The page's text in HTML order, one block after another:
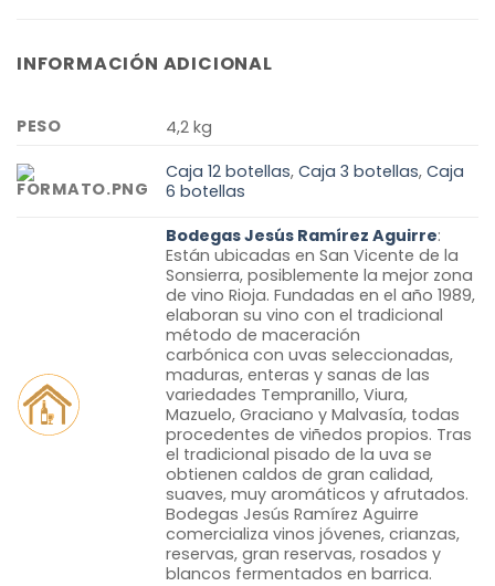
INFORMACIÓN ADICIONAL
PESO 4,2 kg
Caja 12 botellas,Caja 3 botellas,Caja
6 botellas
Bodegas Jesús Ramírez Aguirre:
Están ubicadas en San Vicente de la
Sonsierra, posiblemente la mejor zona
de vino Rioja. Fundadas en el año 1989,
elaboran su vino con el tradicional
método de maceración
carbónicacon uvas seleccionadas,
maduras, enteras y sanas de las
variedades Tempranillo, Viura,
Mazuelo, Graciano y Malvasía, todas
procedentes de viñedos propios. Tras
el tradicional pisado de la uva se
obtienen caldos de gran calidad,
suaves, muy aromáticos y afrutados.
Bodegas Jesús Ramírez Aguirre
comercializa vinos jóvenes, crianzas,
reservas, gran reservas, rosados y
blancos fermentados en barrica.